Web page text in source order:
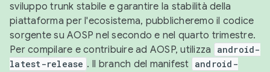
sviluppo trunk stabile e garantire la stabilità della
piattaforma per l'ecosistema, pubblicheremo il codice
sorgente su AOSP nel secondo e nel quarto trimestre.
Per compilare e contribuire ad AOSP, utilizza
android-
latest-release . Il branch del manifest android-